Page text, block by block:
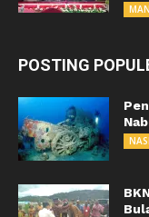
POSTING